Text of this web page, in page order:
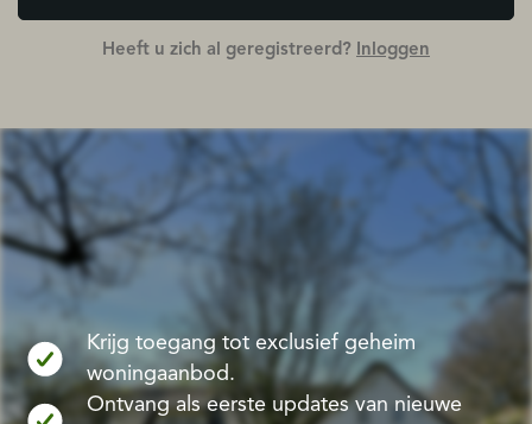
Heeft u zich al geregistreerd? Inloggen
Krijg toegang tot exclusief geheim
woningaanbod.
Ontvang als eerste updates van nieuwe